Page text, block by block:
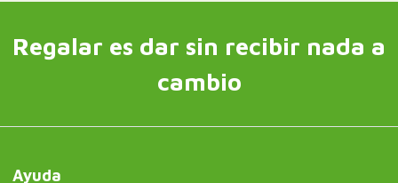
Regalar es dar sin recibir nada a
cambio
Ayuda